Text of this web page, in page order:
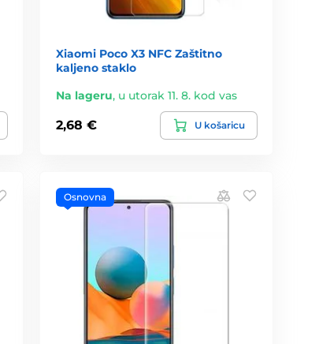
Xiaomi Poco X3 NFC Zaštitno
kaljeno staklo
Na lageru, u utorak 11. 8. kod vas
2,68 € U košaricu
Osnovna